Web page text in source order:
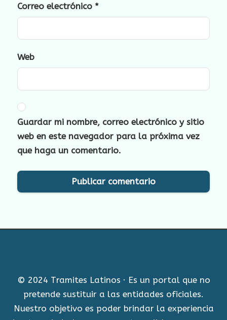
Correo electrónico *
Web
Guardar mi nombre, correo electrónico y sitio
web en este navegador para la próxima vez
que haga un comentario.
© 2024 Tramites Latinos · Es un portal que no
pretende sustituir a las entidades oficiales.
Nuestro objetivo es poder brindar la experiencia